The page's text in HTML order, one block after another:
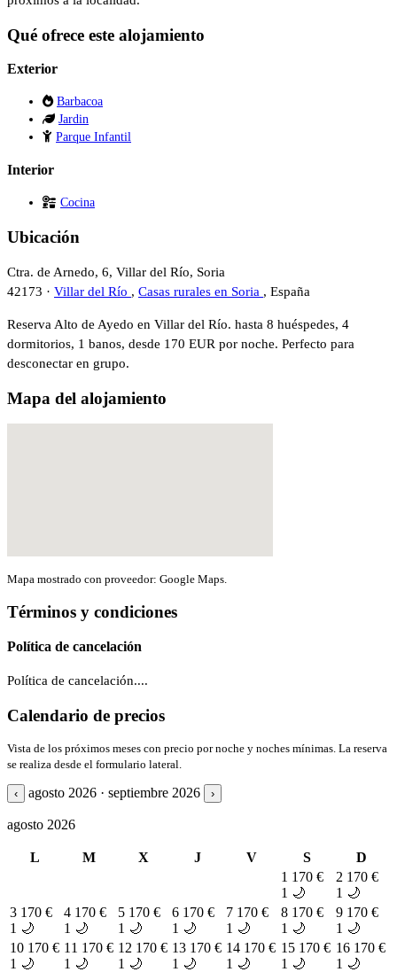
Qué ofrece este alojamiento
Exterior
Barbacoa
Jardin
Parque Infantil
Interior
Cocina
Ubicación
Ctra. de Arnedo, 6, Villar del Río, Soria
42173 · Villar del Río , Casas rurales en Soria , España
Reserva Alto de Ayedo en Villar del Río. hasta 8 huéspedes, 4
dormitorios, 1 banos, desde 170 EUR por noche. Perfecto para
desconectar en grupo.
Mapa del alojamiento
Mapa mostrado con proveedor: Google Maps.
Términos y condiciones
Política de cancelación
Política de cancelación....
Calendario de precios
Vista de los próximos meses con precio por noche y noches mínimas. La reserva
se realiza desde el formulario lateral.
‹ agosto 2026 · septiembre 2026 ›
agosto 2026
L M X J V S
D
1 170 €
1 🌙
2 170 €
1 🌙
3 170 €
1 🌙
4 170 €
1 🌙
5 170 €
1 🌙
6 170 €
1 🌙
7 170 €
1 🌙
8 170 €
1 🌙
9 170 €
1 🌙
10 170 €
1 🌙
11 170 €
1 🌙
12 170 €
1 🌙
13 170 €
1 🌙
14 170 €
1 🌙
15 170 €
1 🌙
16 170 €
1 🌙